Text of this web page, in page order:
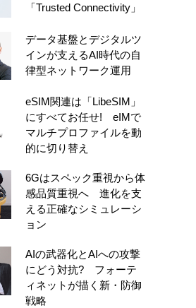
「Trusted Connectivity」
データ基盤とデジタルツ
インが支えるAI時代の自
律型ネットワーク運用
eSIM関連は「LibeSIM」
にすべてお任せ! eIMで
マルチプロファイルを動
的に切り替え
6Gはスペック重視から体
感品質重視へ 進化を支
える正確なシミュレーシ
ョン
AIの武器化とAIへの攻撃
にどう対抗? フォーテ
ィネットが描く新・防御
戦略